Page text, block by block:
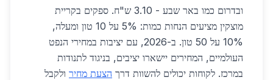
ובדרום כמו באר שבע - 3.10 ש"ח. ספקים בקריית
מוצקין מציעים הנחות כמות: 5% על 10 טון ומעלה,
10% על 50 טון. ב-2026, עם יציבות במחירי הנפט
העולמיים, המחירים יישארו יציבים, בניגוד לתנודות
במרכז. לקוחות יכולים להשוות דרך הצעת מחיר ולקבל